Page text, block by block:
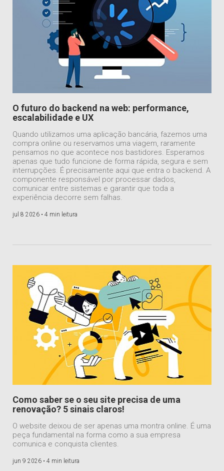
O futuro do backend na web: performance,
escalabilidade e UX
Quando utilizamos uma aplicação bancária, fazemos uma
compra online ou reservamos uma viagem, raramente
pensamos no que acontece nos bastidores. Esperamos
apenas que tudo funcione de forma rápida, segura e sem
interrupções. É precisamente aqui que entra o backend. A
componente responsável por processar dados,
comunicar entre sistemas e garantir que toda a
experiência decorre sem falhas.
jul 8 2026 • 4 min leitura
Como saber se o seu site precisa de uma
renovação? 5 sinais claros!
O website deixou de ser apenas uma montra online. É uma
peça fundamental na forma como a sua empresa
comunica e conquista clientes.
jun 9 2026 • 4 min leitura